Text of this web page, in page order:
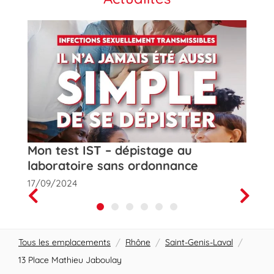
Mon test IST – dépistage au
laboratoire sans ordonnance
17/09/2024
Prev
Next
Tous les emplacements / Rhône / Saint-Genis-Laval /
13 Place Mathieu Jaboulay